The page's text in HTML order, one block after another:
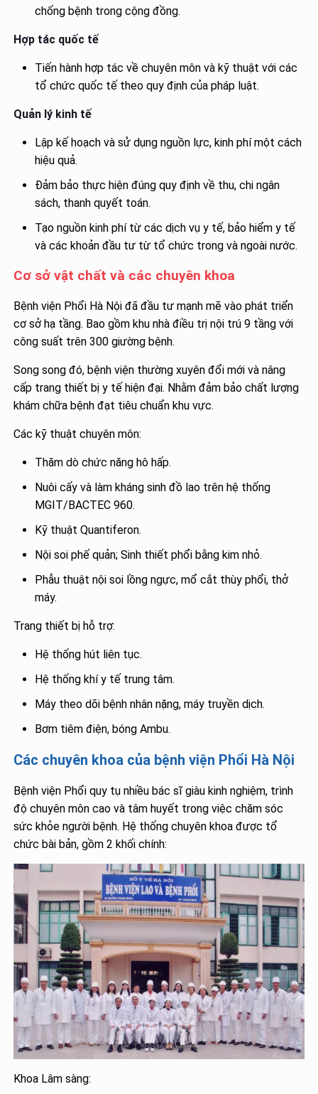
chống bệnh trong cộng đồng.
Hợp tác quốc tế
Tiến hành hợp tác về chuyên môn và kỹ thuật với các
tổ chức quốc tế theo quy định của pháp luật.
Quản lý kinh tế
Lập kế hoạch và sử dụng nguồn lực, kinh phí một cách
hiệu quả.
Đảm bảo thực hiện đúng quy định về thu, chi ngân
sách, thanh quyết toán.
Tạo nguồn kinh phí từ các dịch vụ y tế, bảo hiểm y tế
và các khoản đầu tư từ tổ chức trong và ngoài nước.
Cơ sở vật chất và các chuyên khoa
Bệnh viện Phổi Hà Nội đã đầu tư mạnh mẽ vào phát triển
cơ sở hạ tầng. Bao gồm khu nhà điều trị nội trú 9 tầng với
công suất trên 300 giường bệnh.
Song song đó, bệnh viện thường xuyên đổi mới và nâng
cấp trang thiết bị y tế hiện đại. Nhằm đảm bảo chất lượng
khám chữa bệnh đạt tiêu chuẩn khu vực.
Các kỹ thuật chuyên môn:
Thăm dò chức năng hô hấp.
Nuôi cấy và làm kháng sinh đồ lao trên hệ thống
MGIT/BACTEC 960.
Kỹ thuật Quantiferon.
Nội soi phế quản; Sinh thiết phổi bằng kim nhỏ.
Phẫu thuật nội soi lồng ngực, mổ cắt thùy phổi, thở
máy.
Trang thiết bị hỗ trợ:
Hệ thống hút liên tục.
Hệ thống khí y tế trung tâm.
Máy theo dõi bệnh nhân nặng, máy truyền dịch.
Bơm tiêm điện, bóng Ambu.
Các chuyên khoa của bệnh viện Phổi Hà Nội
Bệnh viện Phổi quy tụ nhiều bác sĩ giàu kinh nghiệm, trình
độ chuyên môn cao và tâm huyết trong việc chăm sóc
sức khỏe người bệnh. Hệ thống chuyên khoa được tổ
chức bài bản, gồm 2 khối chính:
Khoa Lâm sàng: